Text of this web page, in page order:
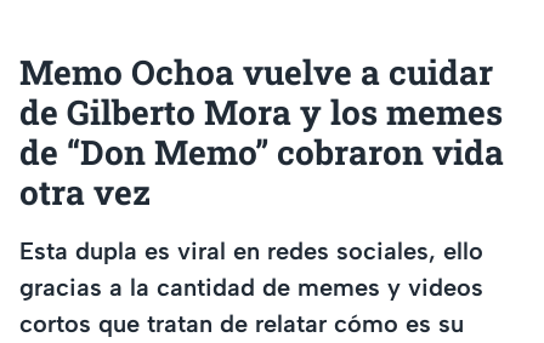
Memo Ochoa vuelve a cuidar
de Gilberto Mora y los memes
de “Don Memo” cobraron vida
otra vez
Esta dupla es viral en redes sociales, ello
gracias a la cantidad de memes y videos
cortos que tratan de relatar cómo es su